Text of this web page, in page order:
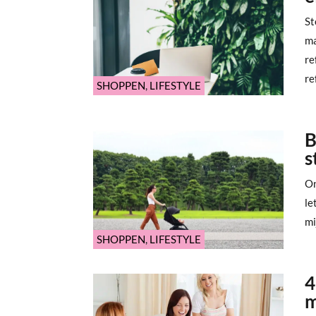
SHOPPEN, LIFESTYLE
SHOPPEN, LIFESTYLE